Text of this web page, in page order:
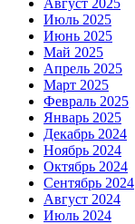
Август 2025
Июль 2025
Июнь 2025
Май 2025
Апрель 2025
Март 2025
Февраль 2025
Январь 2025
Декабрь 2024
Ноябрь 2024
Октябрь 2024
Сентябрь 2024
Август 2024
Июль 2024